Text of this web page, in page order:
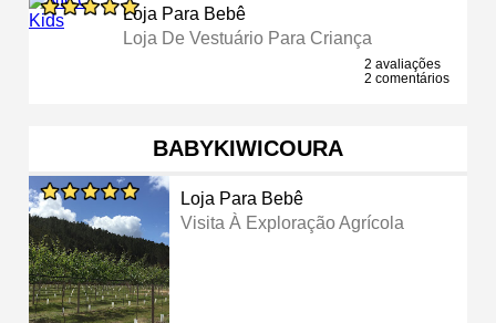
Loja Para Bebê
Loja De Vestuário Para Criança
2 avaliações
2 comentários
BABYKIWICOURA
Loja Para Bebê
Visita À Exploração Agrícola